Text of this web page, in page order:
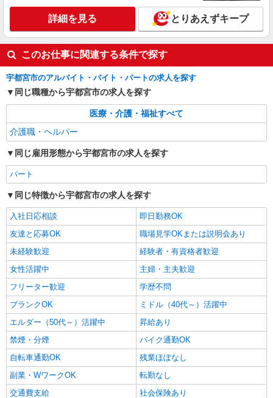
キープ 詳細を見る
詳細を見る とりあえずキープ
このお仕事に関連する条件で探す
宇都宮市のアルバイト・バイト・パートの求人を探す
同じ職種から宇都宮市の求人を探す
医療・介護・福祉すべて
介護職・ヘルパー
同じ雇用形態から宇都宮市の求人を探す
パート
同じ特徴から宇都宮市の求人を探す
入社日応相談
即日勤務OK
友達と応募OK
職場見学OKまたは説明会あり
未経験歓迎
経験者・有資格者歓迎
女性活躍中
主婦・主夫歓迎
フリーター歓迎
学歴不問
ブランクOK
ミドル（40代～）活躍中
エルダー（50代～）活躍中
昇給あり
禁煙・分煙
バイク通勤OK
自転車通勤OK
残業ほぼなし
副業・WワークOK
転勤なし
交通費支給
社会保険あり